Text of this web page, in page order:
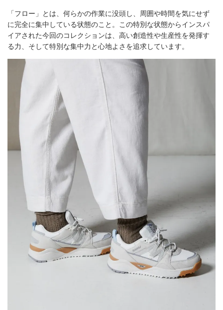
「フロー」とは、何らかの作業に没頭し、周囲や時間を気にせず
に完全に集中している状態のこと。この特別な状態からインスパ
イアされた今回のコレクションは、高い創造性や生産性を発揮す
る力、そして特別な集中力と心地よさを追求しています。